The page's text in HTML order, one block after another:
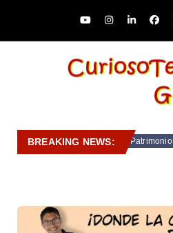
BREAKING NEWS: Patrimonio